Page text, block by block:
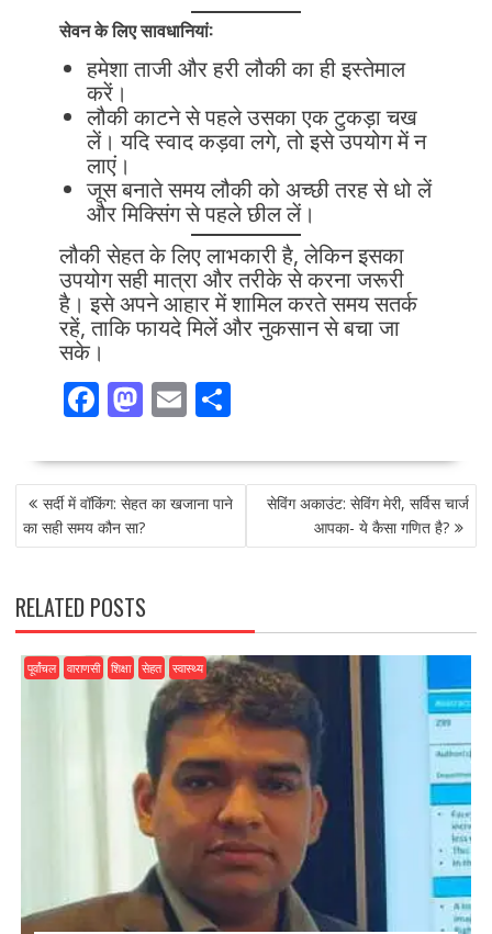
सेवन के लिए सावधानियां:
हमेशा ताजी और हरी लौकी का ही इस्तेमाल
करें।
लौकी काटने से पहले उसका एक टुकड़ा चख
लें। यदि स्वाद कड़वा लगे, तो इसे उपयोग में न
लाएं।
जूस बनाते समय लौकी को अच्छी तरह से धो लें
और मिक्सिंग से पहले छील लें।
लौकी सेहत के लिए लाभकारी है, लेकिन इसका
उपयोग सही मात्रा और तरीके से करना जरूरी
है। इसे अपने आहार में शामिल करते समय सतर्क
रहें, ताकि फायदे मिलें और नुकसान से बचा जा
सके।
F
e
b
o
k
M
to
d
o
E
ai
l
S
ar
e
POST
NAVIGATION
सर्दी में वॉकिंग: सेहत का खजाना पाने
का सही समय कौन सा?
सेविंग अकाउंट: सेविंग मेरी, सर्विस चार्ज
आपका- ये कैसा गणित है?
RELATED POSTS
पूर्वांचल वाराणसी शिक्षा सेहत स्वास्थ्य